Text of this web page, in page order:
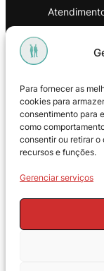
Para fornecer as
cookies para
consentimento para
como
consentir ou retirar
recursos e funções.
Gerenciar serviços
Política de
Política de
Política de